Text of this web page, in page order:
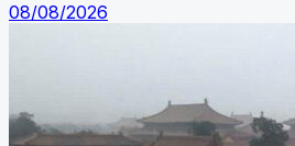
08/08/2026